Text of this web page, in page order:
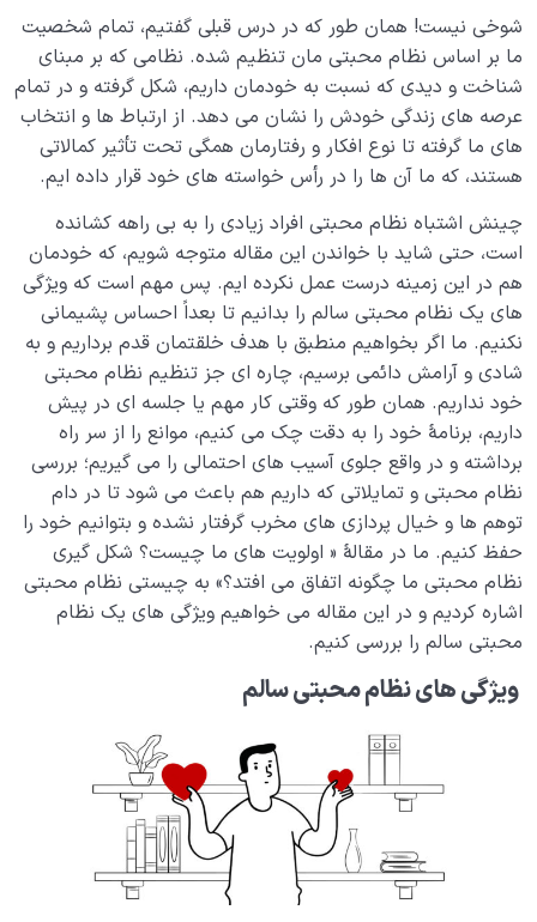
معنای حب چیست و محبوب حقیقی ما به عنوان یک انسان
کیست؟
اولویت های ما چیست؟ شکل گیری نظام محبتی ما چگونه
اتفاق می افتد؟
چگونه انتخاب کنیم؟
عشق حقیقی چیست، انسان عاشق کیست و معشوق انسان
چه کسی است؟
فرماندهی وجود انسان در اختیار کدام بخش قرار دارد؟
خودفراموشی چیست، ریشه‌ها، پیشگیری و درمان آن چگونه
است؟
تفاوت غریزه و فطرت چیست، آیا انسان هم غریزه دارد؟
آیا علتی برای تفاوت انسان با سایر موجودات وجود دارد؟
معصومیت یعنی چه؟ چه دلیلی برای عصمت فرشتگان
وجود دارد؟
اشتراک انسان با سایر موجودات|عاملی برای درک بهتر از
ساختار نفس انسان
حضور و فعالیت فوق عقل به کارهای دنیایی ما قیمت
انسانی می‌ دهد
جسم مرکب روح است یعنی چه، جسم و روح چه رابطه‌ ای
چرا قرآن تنها اله انسان را الله می داند، آن هم وقتی که هر
شوخی نیست! همان طور که در درس قبلی گفتیم، تمام شخصیت
ما بر اساس نظام محبتی مان تنظیم شده. نظامی که بر مبنای
شناخت و دیدی که نسبت به خودمان داریم، شکل گرفته و در تمام
عرصه های زندگی خودش را نشان می دهد. از ارتباط ها و انتخاب
های ما گرفته تا نوع افکار و رفتارمان همگی تحت تأثیر کمالاتی
هستند، که ما آن ها را در رأس خواسته های خود قرار داده ایم.
چینش اشتباه نظام محبتی افراد زیادی را به بی راهه کشانده
است، حتی شاید با خواندن این مقاله متوجه شویم، که خودمان
هم در این زمینه درست عمل نکرده ایم. پس مهم است که ویژگی
های یک نظام محبتی سالم را بدانیم تا بعداً احساس پشیمانی
نکنیم. ما اگر بخواهیم منطبق با هدف خلقتمان قدم برداریم و به
شادی و آرامش دائمی برسیم، چاره ای جز تنظیم نظام محبتی
خود نداریم. همان طور که وقتی کار مهم یا جلسه ای در پیش
داریم، برنامۀ خود را به دقت چک می کنیم، موانع را از سر راه
برداشته و در واقع جلوی آسیب های احتمالی را می گیریم؛ بررسی
نظام محبتی و تمایلاتی که داریم هم باعث می شود تا در دام
توهم ها و خیال پردازی های مخرب گرفتار نشده و بتوانیم خود را
حفظ کنیم. ما در مقالۀ « اولویت های ما چیست؟ شکل گیری
نظام محبتی ما چگونه اتفاق می افتد؟» به چیستی نظام محبتی
اشاره کردیم و در این مقاله می خواهیم ویژگی های یک نظام
محبتی سالم را بررسی کنیم.
ویژگی های نظام محبتی سالم